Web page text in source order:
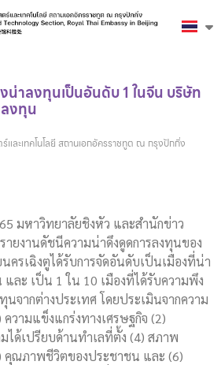
น่าลงทุนเป็นอันดับ 1 ในจีน บริษัท
งทุน
และเทคโนโลยี สถานเอกอัครราชทูต ณ กรุงปักกิ่ง
มหาวิทยาลัยชิงหัว และสำนักข่าว
ายงานดัชนีความน่าดึงดูดการลงทุนของ
ครเฉิงตูได้รับการจัดอันดับเป็นเมืองที่น่า
ละ เป็น 1 ใน 10 เมืองที่ได้รับความพึง
นจากต่างประเทศ โดยประเมินจากความ
วามแข็งแกร่งทางเศรษฐกิจ (2)
ได้เปรียบด้านทำเลที่ตั้ง (4) สภาพ
คุณภาพชีวิตของประชาชน และ (6)